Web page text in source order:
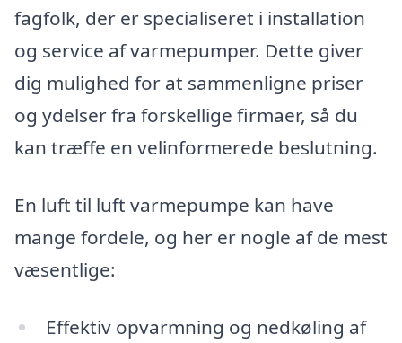
fagfolk, der er specialiseret i installation
og service af varmepumper. Dette giver
dig mulighed for at sammenligne priser
og ydelser fra forskellige firmaer, så du
kan træffe en velinformerede beslutning.
En luft til luft varmepumpe kan have
mange fordele, og her er nogle af de mest
væsentlige:
Effektiv opvarmning og nedkøling af